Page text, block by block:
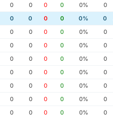
0
0%
0
0
0
0
0
0%
0
0
0
0
0
0%
0
0
0
0
0
0%
0
0
0
0
0
0%
0
0
0
0
0
0%
0
0
0
0
0
0%
0
0
0
0
0
0%
0
0
0
0
0
0%
0
0
0
0